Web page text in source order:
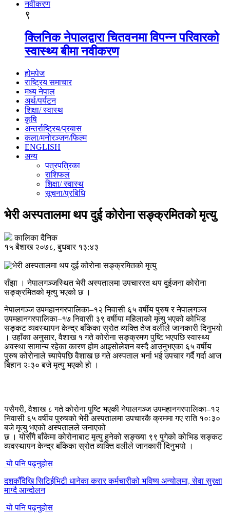
९
क्लिनिक नेपालद्वारा चितवनमा विपन्न परिवारको
स्वास्थ्य बीमा नवीकरण
होमपेज
राष्ट्रिय समाचार
मध्य नेपाल
अर्थ/पर्यटन
शिक्षा/ स्वास्थ
कृषि
अन्तर्राष्ट्रिय/प्रबास
कला/मनोरञ्जन/फिल्म
ENGLISH
अन्य
पत्रपत्रिका
राशिफल
शिक्षा/ स्वास्थ
सूचना/प्रबिधि
भेरी अस्पतालमा थप दुई कोरोना सङ्क्रमितको मृत्यु
कालिका दैनिक
१५ बैशाख २०७८, बुधबार १३:४३
राँझा । नेपालगञ्जस्थित भेरी अस्पतालमा उपचाररत थप दुईजना कोरोना
सङ्क्रमितको मृत्यु भएको छ ।
नेपालगञ्ज उपमहानगरपालिका–१२ निवासी ६५ वर्षीय पुरुष र नेपालगञ्ज
उपमहानगरपालिका–१७ निवासी ३९ वर्षीया महिलाको मृत्यु भएको कोभिड
सङ्कट व्यवस्थापन केन्द्र बाँकेका स्रोत व्यक्ति तेज वलीले जानकारी दिनुभयो
। उहाँका अनुसार, वैशाख १ गते कोरोना सङ्क्रमण पुष्टि भएपछि स्वास्थ्य
अवस्था सामान्य रहेका कारण होम आइसोलेशन बस्दै आउनुभएका ६५ वर्षीय
पुरुष कोरोनाले च्यापेपछि वैशाख छ गते अस्पताल भर्ना भई उपचार गर्दै गर्दा आज
बिहान २ः३० बजे मृत्यु भएको हो ।
यसैगरी, वैशाख ८ गते कोरोना पुष्टि भएकी नेपालगञ्ज उपमहानगरपालिका–१२
निवासी ६५ वर्षीय पुरुषको भेरी अस्पतालमा उपचारकै क्रममा गए राति १०ः३०
बजे मृत्यु भएको अस्पतालले जनाएको
छ । योसँगै बाँकेमा कोरोनाबाट मृत्यु हुनेको सङ्ख्या ९९ पुगेको कोभिड सङ्कट
व्यवस्थापन केन्द्र बाँकेका स्रोत व्यक्ति वलीले जानकारी दिनुभयो ।
यो पनि पढ्नुहोस
दशकौँदेखि सिटिईभिटी धानेका करार कर्मचारीको भविष्य अन्योलमा, सेवा सुरक्षा
माग्दै आन्दोलन
यो पनि पढ्नुहोस